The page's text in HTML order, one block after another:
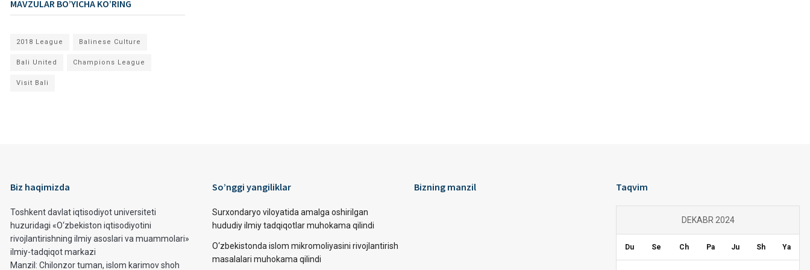
MAVZULAR BO’YICHA KO’RING
2018 League Balinese Culture
Bali United Champions League
Visit Bali
Biz haqimizda
Toshkent davlat iqtisodiyot universiteti
huzuridagi «O‘zbekiston iqtisodiyotini
rivojlantirishning ilmiy asoslari va muammolari»
ilmiy-tadqiqot markazi
Manzil: Chilonzor tuman, islom karimov shoh
So’nggi yangiliklar
Surxondaryo viloyatida amalga oshirilgan
hududiy ilmiy tadqiqotlar muhokama qilindi
O‘zbekistonda islom mikromoliyasini rivojlantirish
masalalari muhokama qilindi
Bizning manzil Taqvim
DEKABR 2024
Du Se Ch Pa Ju Sh Ya